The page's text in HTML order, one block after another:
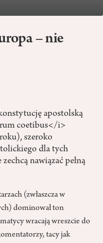
– nie
apostolską
coetibus</i>
szeroko
dla tych
nawiązać pełną
(zwłaszcza w
dominował ton
wracają wreszcie do
tacy jak